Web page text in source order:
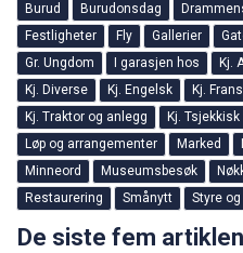
Burud
Burudonsdag
Festligheter
Fly Gallerier
Gr. Ungdom
I garasjen hos Kj.
Kj. Diverse
Kj. Engelsk Kj.
Kj. Traktor og anlegg
Kj. Tsjekkisk
Løp og arrangementer
Marked
Minneord
Museumsbesøk
Restaurering
Smånytt Styre og
De siste fem